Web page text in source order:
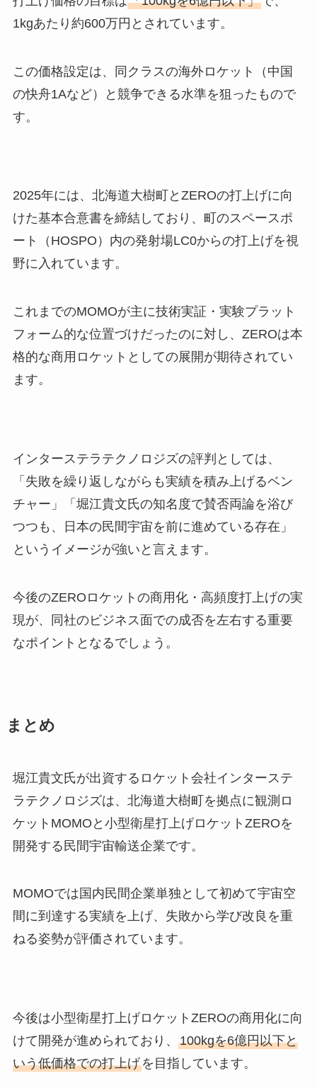
1kgあたり約600万円とされています。
この価格設定は、同クラスの海外ロケット（中国
の快舟1Aなど）と競争できる水準を狙ったもので
す。
2025年には、北海道大樹町とZEROの打上げに向
けた基本合意書を締結しており、町のスペースポ
ート（HOSPO）内の発射場LC0からの打上げを視
野に入れています。
これまでのMOMOが主に技術実証・実験プラット
フォーム的な位置づけだったのに対し、ZEROは本
格的な商用ロケットとしての展開が期待されてい
ます。
インターステラテクノロジズの評判としては、
「失敗を繰り返しながらも実績を積み上げるベン
チャー」「堀江貴文氏の知名度で賛否両論を浴び
つつも、日本の民間宇宙を前に進めている存在」
というイメージが強いと言えます。
今後のZEROロケットの商用化・高頻度打上げの実
現が、同社のビジネス面での成否を左右する重要
なポイントとなるでしょう。
まとめ
堀江貴文氏が出資するロケット会社インターステ
ラテクノロジズは、北海道大樹町を拠点に観測ロ
ケットMOMOと小型衛星打上げロケットZEROを
開発する民間宇宙輸送企業です。
MOMOでは国内民間企業単独として初めて宇宙空
間に到達する実績を上げ、失敗から学び改良を重
ねる姿勢が評価されています。
今後は小型衛星打上げロケットZEROの商用化に向
けて開発が進められており、 100kgを6億円以下と
いう低価格での打上げを目指しています。